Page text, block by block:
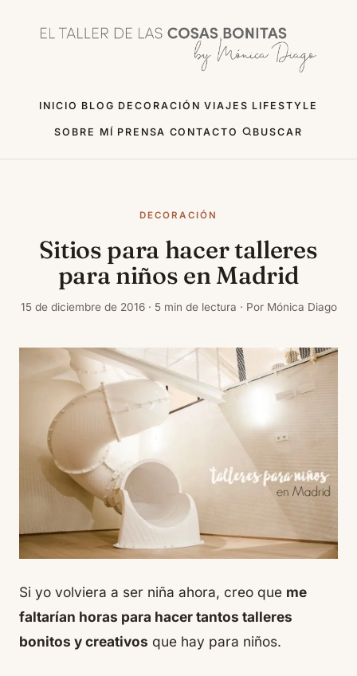
INICIO BLOG DECORACIÓN VIAJES LIFESTYLE
SOBRE MÍ PRENSA CONTACTO BUSCAR
DECORACIÓN
Sitios para hacer talleres
para niños en Madrid
15 de diciembre de 2016 · 5 min de lectura · Por Mónica Diago
Si yo volviera a ser niña ahora, creo que me
faltarían horas para hacer tantos talleres
bonitos y creativos que hay para niños.